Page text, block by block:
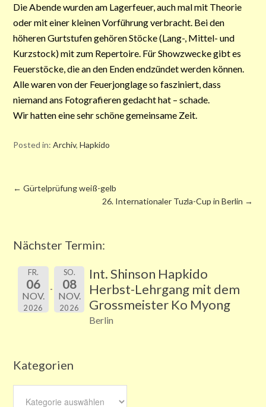
Die Abende wurden am Lagerfeuer, auch mal mit Theorie
oder mit einer kleinen Vorführung verbracht. Bei den
höheren Gurtstufen gehören Stöcke (Lang-, Mittel- und
Kurzstock) mit zum Repertoire. Für Showzwecke gibt es
Feuerstöcke, die an den Enden endzündet werden können.
Alle waren von der Feuerjonglage so fasziniert, dass
niemand ans Fotografieren gedacht hat – schade.
Wir hatten eine sehr schöne gemeinsame Zeit.
Posted in:Archiv,Hapkido
← Gürtelprüfung weiß-gelb
26. Internationaler Tuzla-Cup in Berlin →
Nächster Termin:
FR.
06
NOV.
2026
SO.
08
NOV.
2026
Int. Shinson Hapkido
Herbst-Lehrgang mit dem
Grossmeister Ko Myong
Berlin
Kategorien